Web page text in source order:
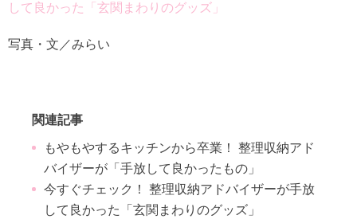
して良かった「玄関まわりのグッズ」
写真・文／みらい
関連記事
もやもやするキッチンから卒業！ 整理収納アド
バイザーが「手放して良かったもの」
今すぐチェック！ 整理収納アドバイザーが手放
して良かった「玄関まわりのグッズ」